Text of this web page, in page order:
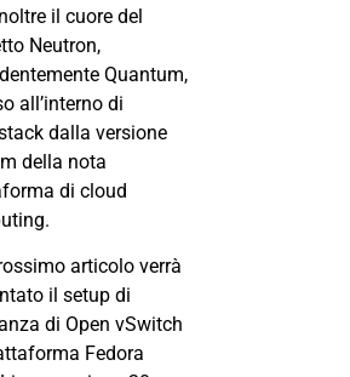
il cuore del
Neutron,
Quantum,
all’interno di
dalla versione
della nota
di cloud
articolo verrà
il setup di
di Open vSwitch
Fedora